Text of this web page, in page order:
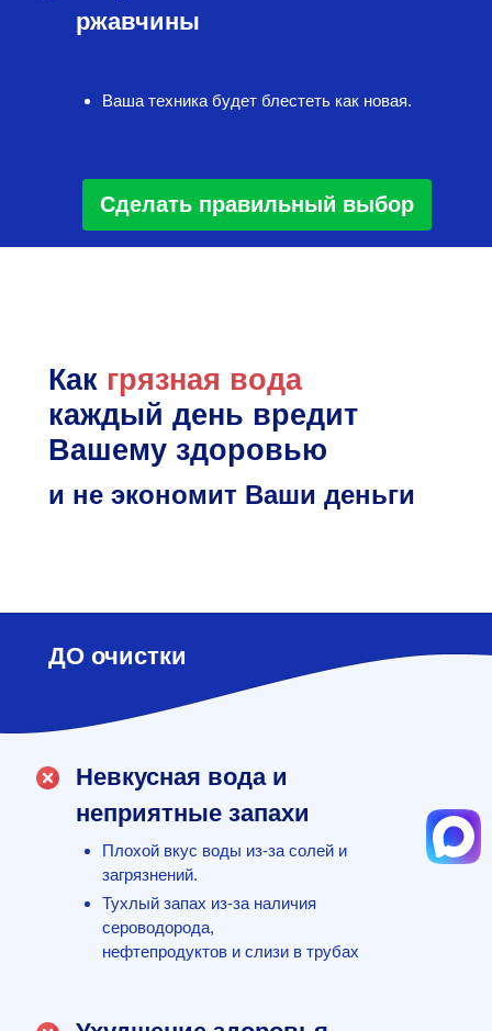
Как грязная вода
каждый день вредит
Вашему здоровью
и не экономит Ваши деньги
ДО очистки
Невкусная вода и
неприятные запахи
Плохой вкус воды из-за солей и
загрязнений.
Тухлый запах из-за наличия
сероводорода,
нефтепродуктов и слизи в трубах
ржавчины
Ваша техника будет блестеть как новая.
Сделать правильный выбор